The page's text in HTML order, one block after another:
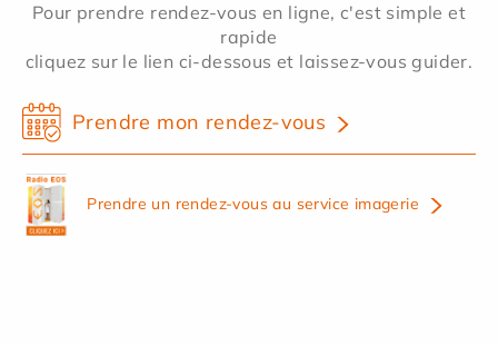
Pour prendre rendez-vous en ligne, c'est simple et
rapide
cliquez sur le lien ci-dessous et laissez-vous guider.
Prendre mon rendez-vous
Prendre un rendez-vous au service imagerie